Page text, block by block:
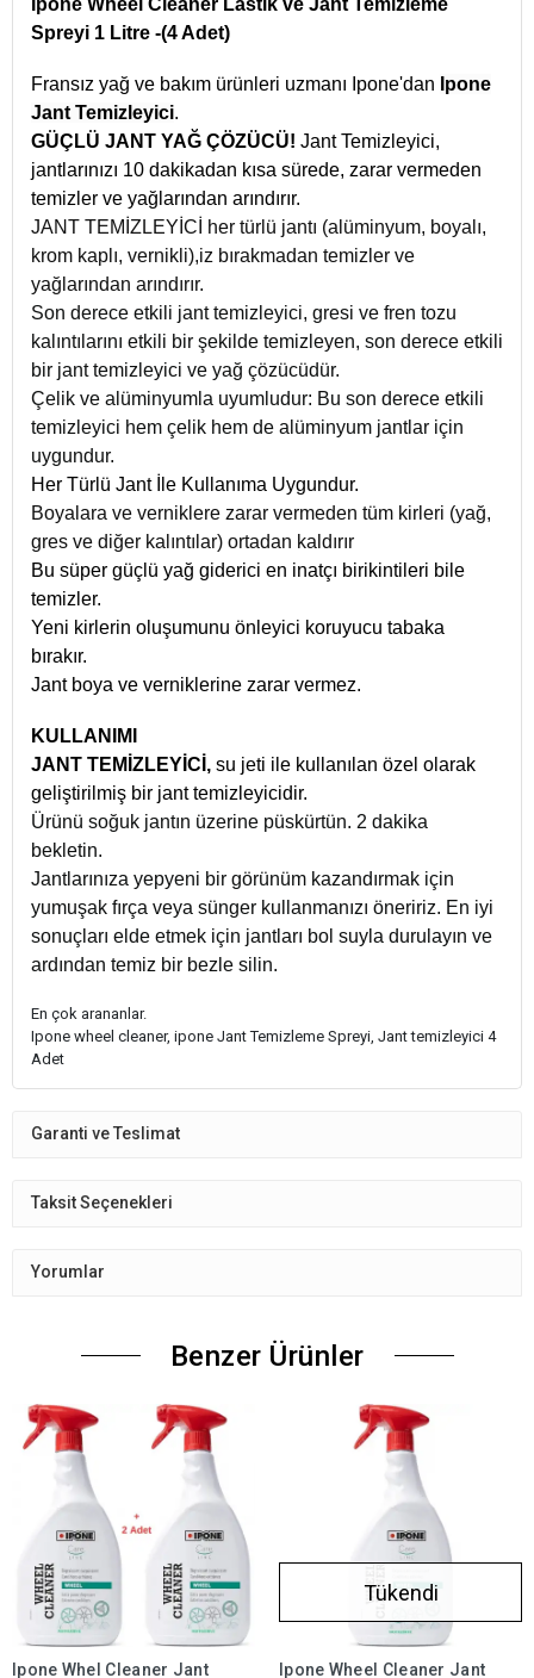
Spreyi 1 Litre -(4 Adet)
Fransız yağ ve bakım ürünleri uzmanı Ipone'dan Ipone
Jant Temizleyici.
GÜÇLÜ JANT YAĞ ÇÖZÜCÜ! Jant Temizleyici,
jantlarınızı 10 dakikadan kısa sürede, zarar vermeden
temizler ve yağlarından arındırır.
JANT TEMİZLEYİCİ her türlü jantı (alüminyum, boyalı,
krom kaplı, vernikli),iz bırakmadan temizler ve
yağlarından arındırır.
Son derece etkili jant temizleyici, gresi ve fren tozu
kalıntılarını etkili bir şekilde temizleyen, son derece etkili
bir jant temizleyici ve yağ çözücüdür.
Çelik ve alüminyumla uyumludur: Bu son derece etkili
temizleyici hem çelik hem de alüminyum jantlar için
uygundur.
Her Türlü Jant İle Kullanıma Uygundur.
Boyalara ve verniklere zarar vermeden tüm kirleri (yağ,
gres ve diğer kalıntılar) ortadan kaldırır
Bu süper güçlü yağ giderici en inatçı birikintileri bile
temizler.
Yeni kirlerin oluşumunu önleyici koruyucu tabaka
bırakır.
Jant boya ve verniklerine zarar vermez.
KULLANIMI
JANT TEMİZLEYİCİ, su jeti ile kullanılan özel olarak
geliştirilmiş bir jant temizleyicidir.
Ürünü soğuk jantın üzerine püskürtün. 2 dakika
bekletin.
Jantlarınıza yepyeni bir görünüm kazandırmak için
yumuşak fırça veya sünger kullanmanızı öneririz. En iyi
sonuçları elde etmek için jantları bol suyla durulayın ve
ardından temiz bir bezle silin.
En çok arananlar.
Ipone wheel cleaner, ipone Jant Temizleme Spreyi, Jant temizleyici 4
Adet
Garanti ve Teslimat
Taksit Seçenekleri
Yorumlar
Benzer Ürünler
Ipone Whel Cleaner Jant
Tükendi
Ipone Wheel Cleaner Jant